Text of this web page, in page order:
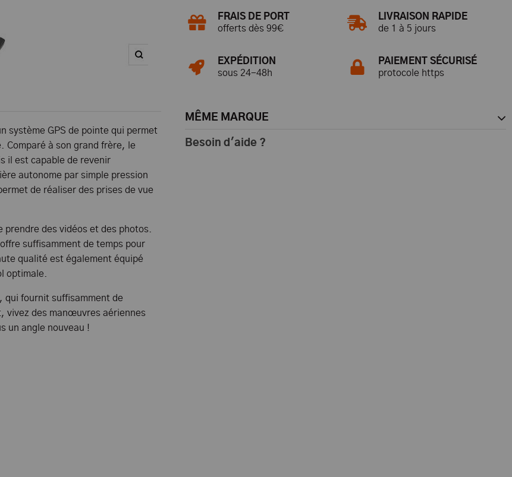
FRAIS DE PORT
offerts dès 99€
EXPÉDITION
sous 24-48h
LIVRAISON RAPIDE
de 1 à 5 jours
PAIEMENT SÉCURISÉ
protocole https
MÊME MARQUE
Besoin d'aide ?
système GPS de pointe qui permet
Comparé à son grand frère, le
il est capable de revenir
autonome par simple pression
de réaliser des prises de vue
des vidéos et des photos.
suffisamment de temps pour
qualité est également équipé
optimale.
qui fournit suffisamment de
vivez des manœuvres aériennes
un angle nouveau !